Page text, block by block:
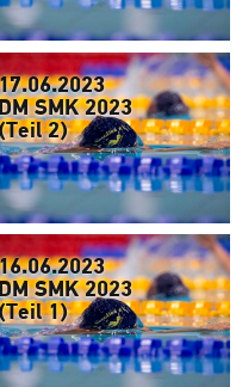
SMK 2023
2)
SMK 2023
1)